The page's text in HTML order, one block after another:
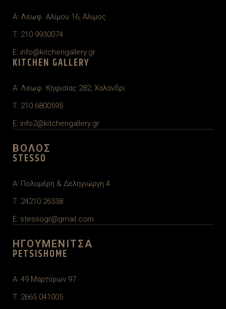
A: Λεωφ. Αλίμου 16, Άλιμος
T: 210 9930074
E: info@kitchengallery.gr
KITCHEN GALLERY
A: Λεωφ. Κηφισίας 282, Χαλάνδρι
T: 210 6800595
E: info2@kitchengallery.gr
ΒΟΛΟΣ
STESSO
A: Πολυμέρη & Δεληγιώργη 4
T: 24210 26338
E: stessogr@gmail.com
ΗΓΟΥΜΕΝΙΤΣΑ
PETSISHOME
A: 49 Μαρτύρων 97
T: 2665 041005